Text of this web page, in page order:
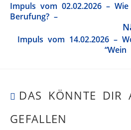
Impuls vom 02.02.2026 –
Berufung? –
Impuls vom 14.02.2026 –
DAS KÖNNTE DIR
GEFALLEN